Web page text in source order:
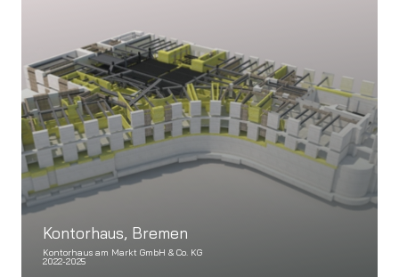
Kontorhaus, Bremen
Kontorhaus am Markt GmbH & Co. KG
2022-2025